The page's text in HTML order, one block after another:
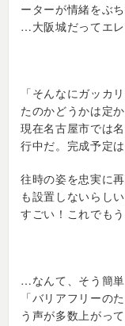
ーターが情緒をぶ
…大阪城だってエレ
「そんなにガッカ
たのかどうかは定か
現在名古屋市では
行中だ。完成予定
往時の姿を忠実に
も設置しないらしい
すごい！これでも
…なんて、そう簡単
「バリアフリーの
う声が多数上がっ